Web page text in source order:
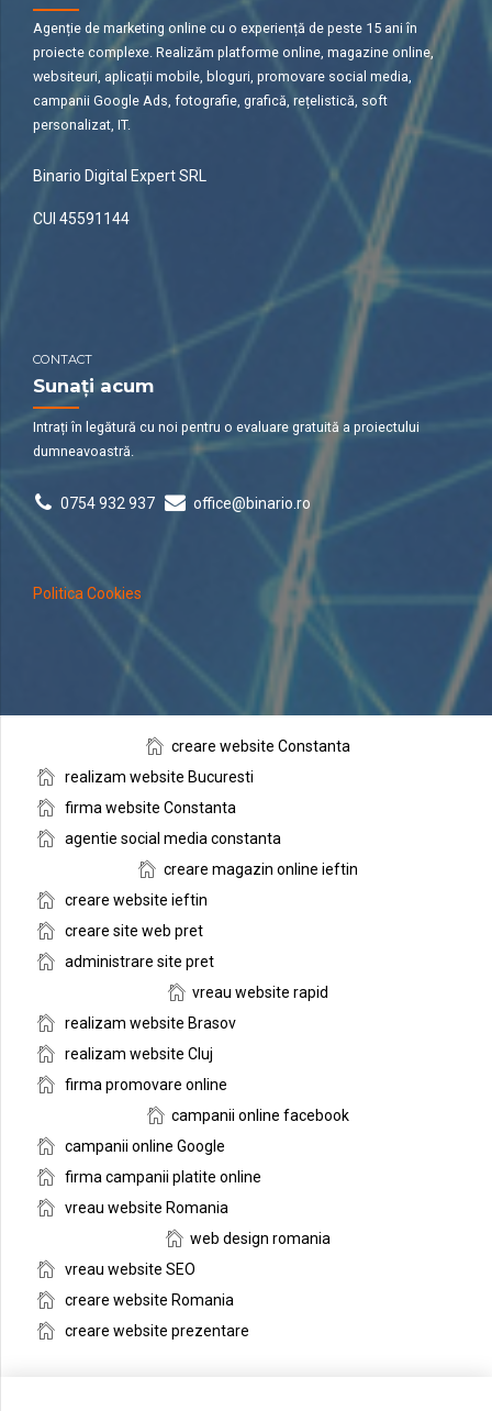
Agenție de marketing online cu o experiență de peste 15 ani în
proiecte complexe. Realizăm platforme online, magazine online,
websiteuri, aplicații mobile, bloguri, promovare social media,
campanii Google Ads, fotografie, grafică, rețelistică, soft
personalizat, IT.
Binario Digital Expert SRL
CUI 45591144
CONTACT
Sunați acum
Intrați în legătură cu noi pentru o evaluare gratuită a proiectului
dumneavoastră.
0754 932 937 office@binario.ro
Politica Cookies
creare website Constanta
realizam website Bucuresti
firma website Constanta
agentie social media constanta
creare magazin online ieftin
creare website ieftin
creare site web pret
administrare site pret
vreau website rapid
realizam website Brasov
realizam website Cluj
firma promovare online
campanii online facebook
campanii online Google
firma campanii platite online
vreau website Romania
web design romania
vreau website SEO
creare website Romania
creare website prezentare